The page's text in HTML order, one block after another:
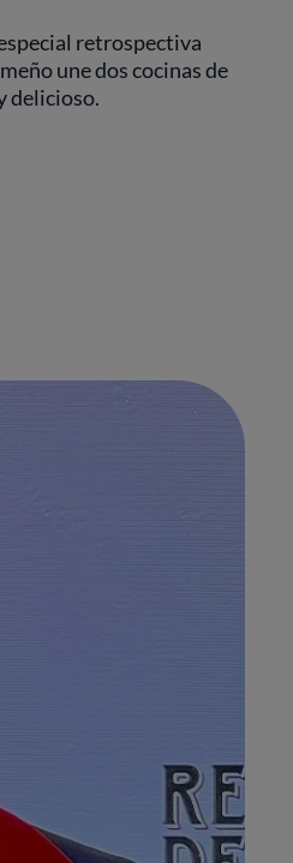
retrospectiva
une dos cocinas de
delicioso.